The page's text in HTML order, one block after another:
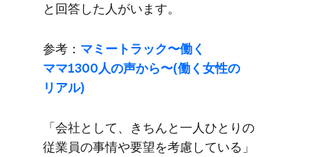
と​回答した​人が​います。
参考： マミートラック〜働く​
ママ1300人の​声から​〜(働く​女性の​
リアル)
「会社と​して、​きちんと​一人​ひとりの​
従業員の​事情や​要望を​考慮している」